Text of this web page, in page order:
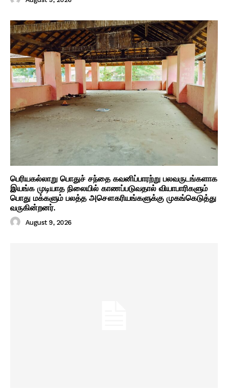
பெரியகல்லாறு பொதுச் சந்தை கவனிப்பாரற்று பலவருடங்களாக
இயங்க முடியாத நிலையில் காணப்படுவதால் வியாபாரிகளும்
பொது மக்களும் பலத்த அசௌகரியங்களுக்கு முகங்கெடுத்து
வருகின்றனர்.
August 9, 2026